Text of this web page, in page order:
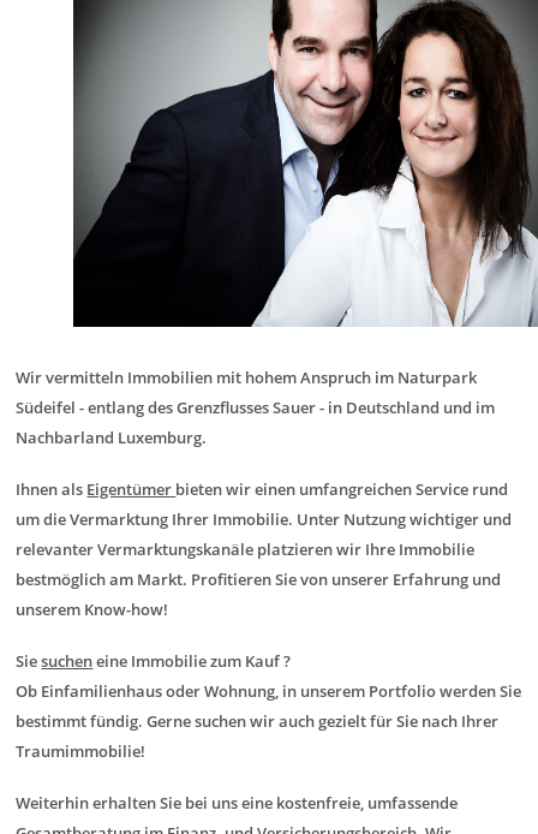
Wir vermitteln Immobilien mit hohem Anspruch im Naturpark
Südeifel - entlang des Grenzflusses Sauer - in Deutschland und im
Nachbarland Luxemburg.
Ihnen als Eigentümer bieten wir einen umfangreichen Service rund
um die Vermarktung Ihrer Immobilie. Unter Nutzung wichtiger und
relevanter Vermarktungskanäle platzieren wir Ihre Immobilie
bestmöglich am Markt. Profitieren Sie von unserer Erfahrung und
unserem Know-how!
Siesucheneine Immobilie zum Kauf ?
Ob Einfamilienhaus oder Wohnung, in unserem Portfolio werden Sie
bestimmt fündig. Gerne suchen wir auch gezielt für Sie nach Ihrer
Traumimmobilie!
Weiterhin erhalten Sie bei uns eine kostenfreie, umfassende